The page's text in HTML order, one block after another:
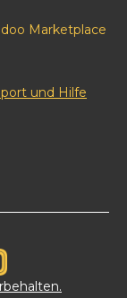
Marketplace
und Hilfe